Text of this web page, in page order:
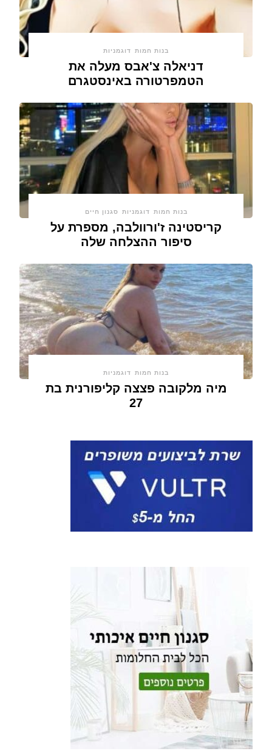
בנות חמות דוגמניות
דניאלה צ'אבס מעלה את
הטמפרטורה באינסטגרם
בנות חמות דוגמניות סגנון חיים
קריסטינה ז'ורוולבה, מספרת על
סיפור ההצלחה שלה
בנות חמות דוגמניות
מיה מלקובה פצצה קליפורנית בת
27